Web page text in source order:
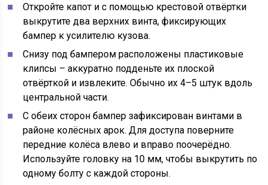
Откройте капот и с помощью крестовой отвёртки
выкрутите два верхних винта, фиксирующих
бампер к усилителю кузова.
Снизу под бампером расположены пластиковые
клипсы – аккуратно подденьте их плоской
отвёрткой и извлеките. Обычно их 4–5 штук вдоль
центральной части.
С обеих сторон бампер зафиксирован винтами в
районе колёсных арок. Для доступа поверните
передние колёса влево и вправо поочерёдно.
Используйте головку на 10 мм, чтобы выкрутить по
одному болту с каждой стороны.